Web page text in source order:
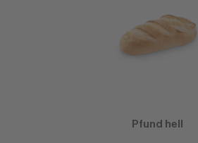
Pfund hell